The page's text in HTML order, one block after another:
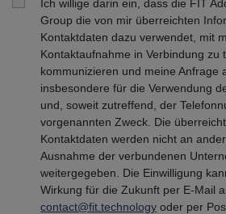
Ich willige darin ein, dass die FIT
Group die von mir überreichten
Kontaktdaten dazu verwendet, mit
Kontaktaufnahme in Verbindung zu
kommunizieren und meine Anfrage
insbesondere für die Verwendung
und, soweit zutreffend, der
vorgenannten Zweck. Die
Kontaktdaten werden nicht an
Ausnahme der verbundenen
weitergegeben. Die Einwilligung
Wirkung für die Zukunft per E-Mail
contact@fit.technology oder per